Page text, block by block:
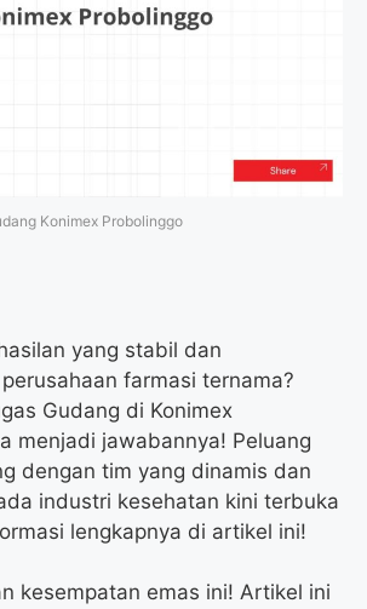
Konimex Probolinggo
yang stabil dan
farmasi ternama?
Gudang di Konimex
menjadi jawabannya! Peluang
dengan tim yang dinamis dan
industri kesehatan kini terbuka
lengkapnya di artikel ini!
kesempatan emas ini! Artikel ini